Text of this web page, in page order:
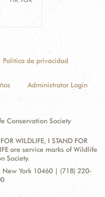
Política de privacidad
Administrator Login
Conservation Society
WILDLIFE, I STAND FOR
are service marks of Wildlife
Society.
New York 10460 | (718) 220-